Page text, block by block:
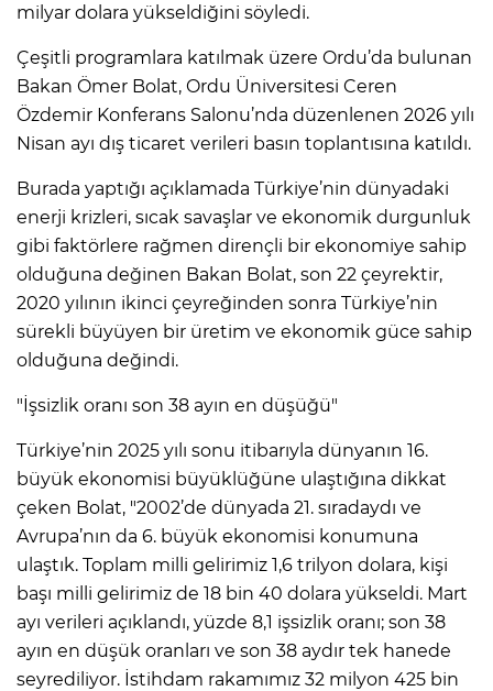
milyar dolara yükseldiğini söyledi.
Çeşitli programlara katılmak üzere Ordu’da bulunan
Bakan Ömer Bolat, Ordu Üniversitesi Ceren
Özdemir Konferans Salonu’nda düzenlenen 2026 yılı
Nisan ayı dış ticaret verileri basın toplantısına katıldı.
Burada yaptığı açıklamada Türkiye’nin dünyadaki
enerji krizleri, sıcak savaşlar ve ekonomik durgunluk
gibi faktörlere rağmen dirençli bir ekonomiye sahip
olduğuna değinen Bakan Bolat, son 22 çeyrektir,
2020 yılının ikinci çeyreğinden sonra Türkiye’nin
sürekli büyüyen bir üretim ve ekonomik güce sahip
olduğuna değindi.
"İşsizlik oranı son 38 ayın en düşüğü"
Türkiye’nin 2025 yılı sonu itibarıyla dünyanın 16.
büyük ekonomisi büyüklüğüne ulaştığına dikkat
çeken Bolat, "2002’de dünyada 21. sıradaydı ve
Avrupa’nın da 6. büyük ekonomisi konumuna
ulaştık. Toplam milli gelirimiz 1,6 trilyon dolara, kişi
başı milli gelirimiz de 18 bin 40 dolara yükseldi. Mart
ayı verileri açıklandı, yüzde 8,1 işsizlik oranı; son 38
ayın en düşük oranları ve son 38 aydır tek hanede
seyrediliyor. İstihdam rakamımız 32 milyon 425 bin